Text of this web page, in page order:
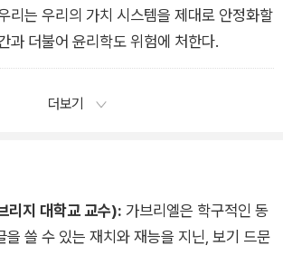
리는 우리의 가치 시스템을 제대로 안정화할
과 더불어 윤리학도 위험에 처한다.
더보기
리지 대학교 교수): 가브리엘은 학구적인 동
을 쓸 수 있는 재치와 재능을 지닌, 보기 드문